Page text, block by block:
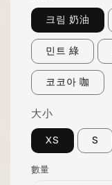
크림 奶油
민트 綠
코코아 咖
大小
XS S
數量